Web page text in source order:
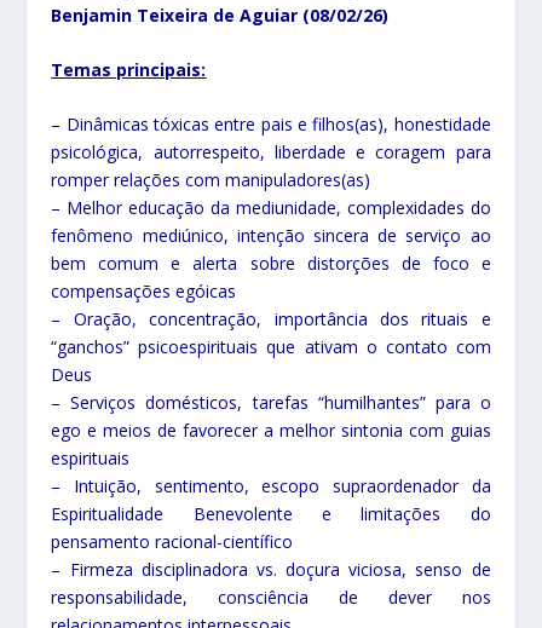
Benjamin Teixeira de Aguiar (08/02/26)
Temas principais:
– Dinâmicas tóxicas entre pais e filhos(as), honestidade
psicológica, autorrespeito, liberdade e coragem para
romper relações com manipuladores(as)
– Melhor educação da mediunidade, complexidades do
fenômeno mediúnico, intenção sincera de serviço ao
bem comum e alerta sobre distorções de foco e
compensações egóicas
– Oração, concentração, importância dos rituais e
“ganchos” psicoespirituais que ativam o contato com
Deus
– Serviços domésticos, tarefas “humilhantes” para o
ego e meios de favorecer a melhor sintonia com guias
espirituais
– Intuição, sentimento, escopo supraordenador da
Espiritualidade Benevolente e limitações do
pensamento racional-científico
– Firmeza disciplinadora vs. doçura viciosa, senso de
responsabilidade, consciência de dever nos